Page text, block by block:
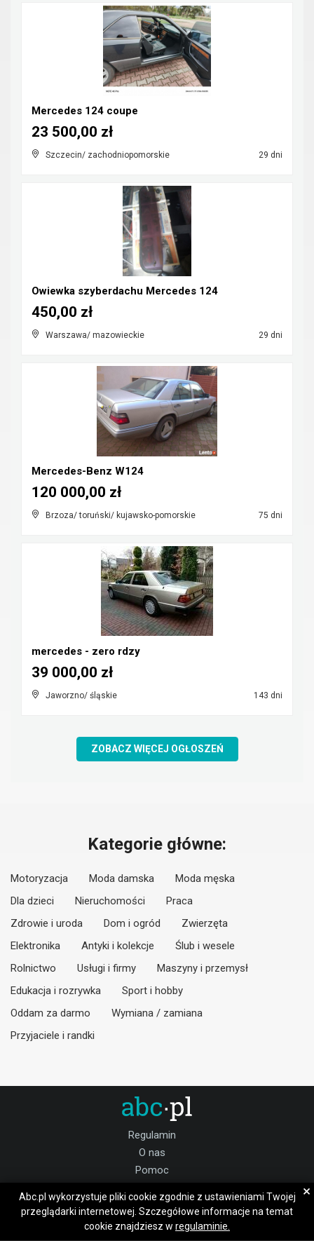
Mercedes 124 coupe
Szczecin/ zachodniopomorskie 29 dni
23 500,00 zł
Owiewka szyberdachu Mercedes 124
Warszawa/ mazowieckie 29 dni
450,00 zł
Mercedes-Benz W124
Brzoza/ toruński/ kujawsko-pomorskie 75 dni
120 000,00 zł
mercedes - zero rdzy
Jaworzno/ śląskie 143 dni
39 000,00 zł
ZOBACZ WIĘCEJ OGŁOSZEŃ
Kategorie główne:
Motoryzacja Moda damska
Moda męska
Dla dzieci
Nieruchomości
Praca
Zdrowie i uroda
Dom i ogród
Zwierzęta
Elektronika
Antyki i kolekcje
Ślub i wesele
Rolnictwo
Usługi i firmy
Maszyny i przemysł
Edukacja i rozrywka
Sport i hobby
Oddam za darmo
Wymiana / zamiana
Przyjaciele i randki
Regulamin
O nas
Pomoc
Praca bielski
Dołącz do nas:
Abc.pl wykorzystuje pliki cookie zgodnie z ustawieniami Twojej
przeglądarki internetowej. Szczegółowe informacje na temat
cookie znajdziesz w regulaminie.
×